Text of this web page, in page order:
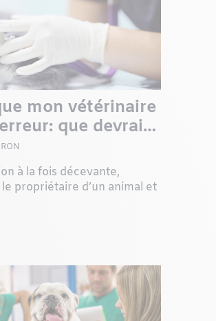
mon vétérinaire
que devrais-
à la fois décevante,
propriétaire d’un animal et